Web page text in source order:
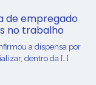
de empregado
no trabalho
a dispensa por
dentro da […]